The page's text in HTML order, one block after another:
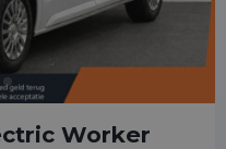
Worker